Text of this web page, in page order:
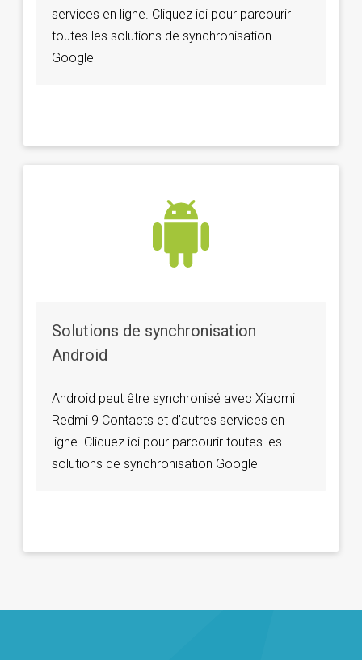
services en ligne. Cliquez ici pour parcourir
toutes les solutions de synchronisation
Google
Solutions de synchronisation
Android
Android peut être synchronisé avec Xiaomi
Redmi 9 Contacts et d’autres services en
ligne. Cliquez ici pour parcourir toutes les
solutions de synchronisation Google